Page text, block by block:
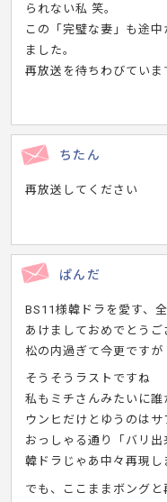
られない私 笑。
この「完璧な妻」も途
ました。
再放送を待ちわびていま
ちたん
再放送してください
ぱんだ
BS11様韓ドラを愛す、
あけましておめでとうご
松の内過ぎて今更ですが
そうそうラストですね
私もミチさんみたいに誰
ウンヒだけとゆうのは
おっしゃる通り「バリ
韓ドラじゃあ中々再現し
でも、ここままボングと